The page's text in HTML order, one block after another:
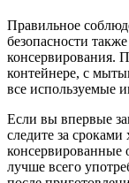
Правильное
безопасности
консервирования.
контейнере, с
все используемые
Если вы впервые
следите за
консервированные
лучше всего